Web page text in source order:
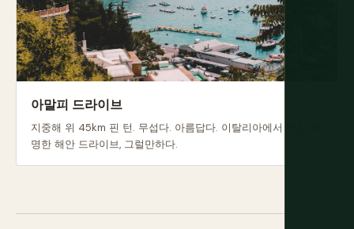
아말피 드라이브
지중해 위 45km 핀 턴. 무섭다. 아름답다. 이탈리아에서 가장 유
명한 해안 드라이브, 그럴만하다.